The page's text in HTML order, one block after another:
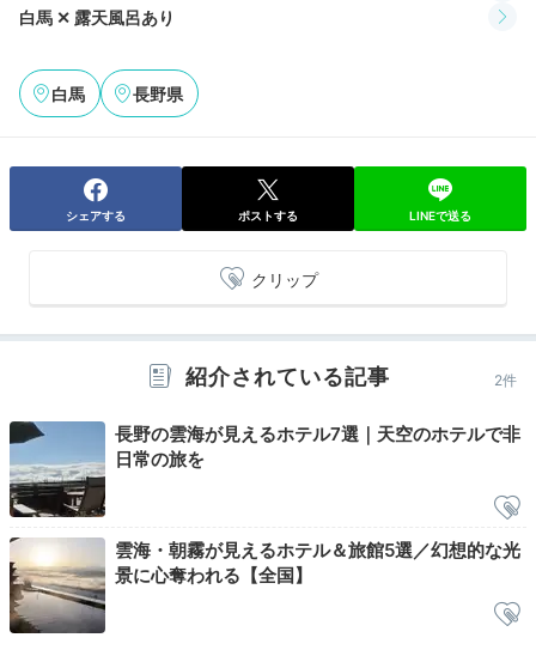
白馬 ✕ 露天風呂あり
白馬 長野県
シェアする ポストする LINEで送る
クリップ
紹介されている記事 2件
長野の雲海が見えるホテル7選｜天空のホテルで非
日常の旅を
雲海・朝霧が見えるホテル＆旅館5選／幻想的な光
景に心奪われる【全国】